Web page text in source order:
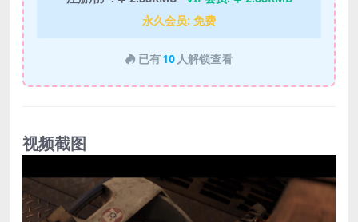
永久会员: 免费
已有10 人解锁查看
视频截图